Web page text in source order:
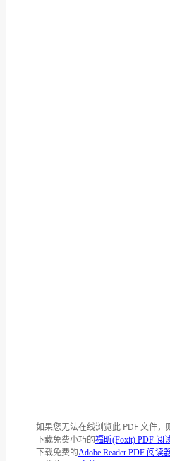
如果您无法在线浏览此 PDF 文件，
下载免费小巧的福昕(Foxit) PDF 阅
下载免费的Adobe Reader PDF 阅读